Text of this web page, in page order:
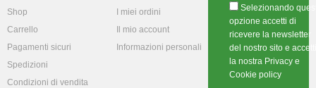
Shop
Carrello
Pagamenti sicuri
Spedizioni
Condizioni di vendita
I miei ordini
Il mio account
Informazioni personali
Selezionando
opzione accetti di
ricevere la newsletter
del nostro sito e
la nostra Privacy e
Cookie policy